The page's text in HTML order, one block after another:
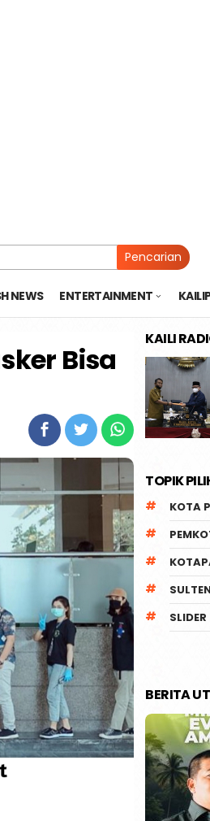
Pencarian
NEWS ENTERTAINMENT
Bisa
KAILI
TOPIK
KOTA
SLIDER
BERITA